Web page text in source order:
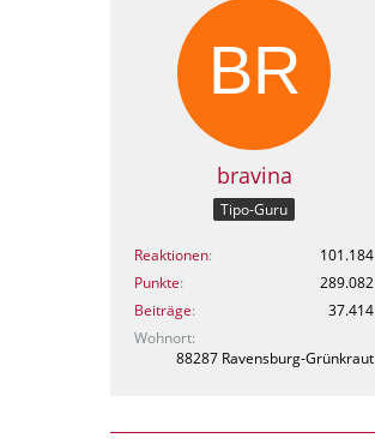
bravina
Tipo-Guru
Reaktionen
101.184
Punkte
289.082
Beiträge
37.414
Wohnort
88287 Ravensburg-Grünkraut